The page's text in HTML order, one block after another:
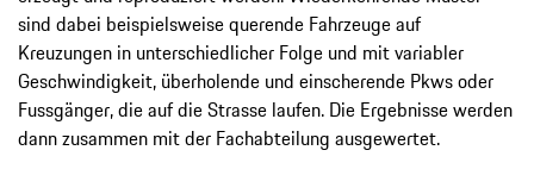
sind dabei beispielsweise querende Fahrzeuge auf
Kreuzungen in unterschiedlicher Folge und mit variabler
Geschwindigkeit, überholende und einscherende Pkws oder
Fussgänger, die auf die Strasse laufen. Die Ergebnisse werden
dann zusammen mit der Fachabteilung ausgewertet.